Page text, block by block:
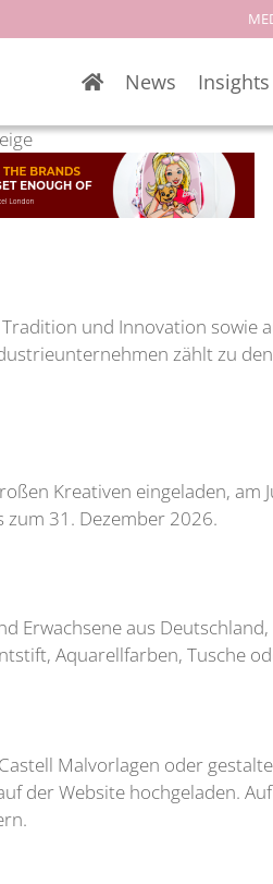
News Insights
und Innovation sowie
zählt zu
Kreativen eingeladen,
zum 31. Dezember 2026.
Erwachsene aus
Aquarellfarben, Tusche
Malvorlagen oder
der Website hochgeladen.